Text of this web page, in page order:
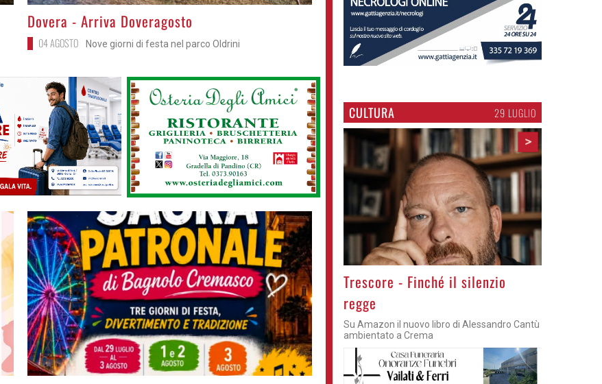
>
Dovera - Arriva Doveragosto
04 AGOSTO Nove giorni di festa nel parco Oldrini
CULTURA 29 LUGLIO
>
Trescore - Finché il silenzio
regge
Su Amazon il nuovo libro di Alessandro Cantù
ambientato a Crema